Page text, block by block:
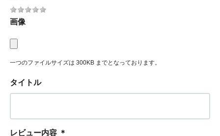
画像
一つのファイルサイズは 300KB までとなっております。
タイトル
レビュー内容 ＊